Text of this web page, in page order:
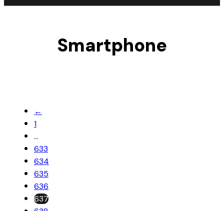
Smartphone
←
1
…
633
634
635
636
637